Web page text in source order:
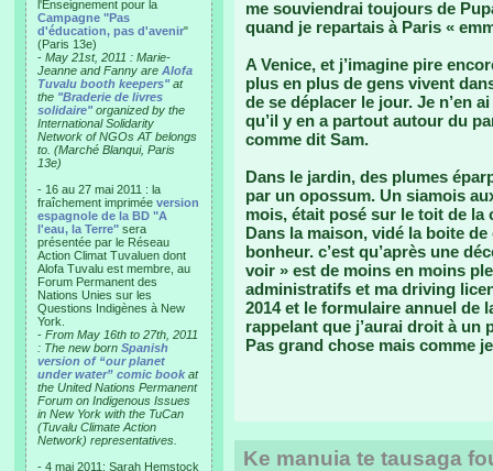
l'Enseignement pour la
Campagne "Pas
d'éducation, pas d'avenir"
(Paris 13e)
- May 21st, 2011 : Marie-
Jeanne and Fanny are Alofa
Tuvalu booth keepers"at
the "Braderie de livres
solidaire"organized by the
International Solidarity
Network of NGOs AT belongs
to. (Marché Blanqui, Paris
13e)
- 16 au 27 mai 2011 : la
fraîchement imprimée version
espagnole de la BD "A
l'eau, la Terre" sera
présentée par le Réseau
Action Climat Tuvaluen dont
Alofa Tuvalu est membre, au
Forum Permanent des
Nations Unies sur les
Questions Indigènes à New
York.
- From May 16th to 27th, 2011
: The new born Spanish
version of “our planet
under water” comic book at
the United Nations Permanent
Forum on Indigenous Issues
in New York with the TuCan
(Tuvalu Climate Action
Network) representatives.
- 4 mai 2011: Sarah Hemstock
me souviendrai toujours de
quand je repartais à Paris «
A Venice, et j’imagine pire
plus en plus de gens vivent
de se déplacer le jour. Je n’en
qu’il y en a partout autour du
comme dit Sam.
Dans le jardin, des plumes
par un opossum. Un siamois
mois, était posé sur le toit de la
Dans la maison, vidé la boite
bonheur. c’est qu’après une
voir » est de moins en moins
administratifs et ma driving
2014 et le formulaire annuel de
rappelant que j’aurai droit à un
Pas grand chose mais comme
Ke manuia te tausaga